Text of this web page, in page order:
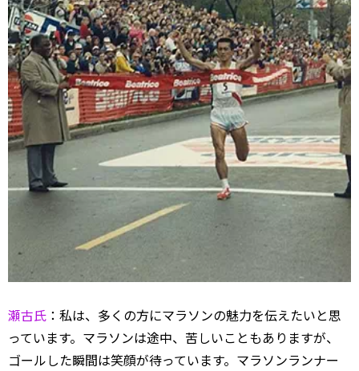
瀬古氏 ：私は、多くの方にマラソンの魅力を伝えたいと思
っています。マラソンは途中、苦しいこともありますが、
ゴールした瞬間は笑顔が待っています。マラソンランナー